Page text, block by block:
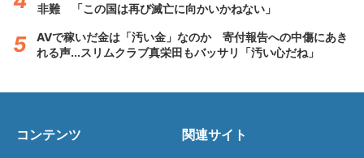
非難 「この国は再び滅亡に向かいかねない」
AVで稼いだ金は「汚い金」なのか 寄付報告への中傷にあき
れる声...スリムクラブ真栄田もバッサリ「汚い心だね」
コンテンツ 関連サイト